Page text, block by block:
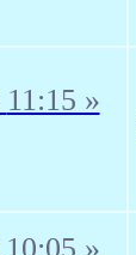
11:15 »